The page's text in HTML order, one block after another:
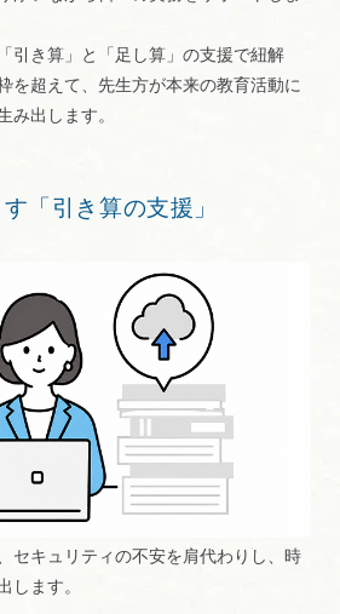
引き算」と「足し算」の支援で紐解
を超えて、先生方が本来の教育活動に
み出します。
「引き算の支援」
セキュリティの不安を肩代わりし、時
します。